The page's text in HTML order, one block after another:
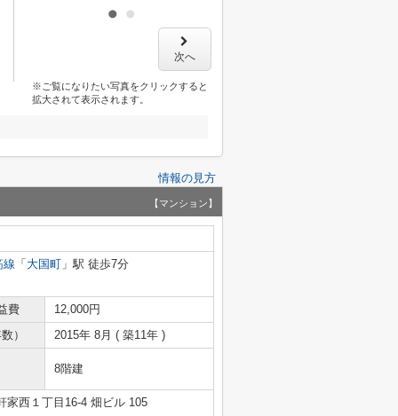
次へ
※ご覧になりたい写真をクリックすると
拡大されて表示されます。
情報の見方
【マンション】
線 「 大国町 」駅 徒歩7分
費
12,000円
）
2015年 8月 ( 築11年 )
8階建
家西１丁目16-4 畑ビル 105